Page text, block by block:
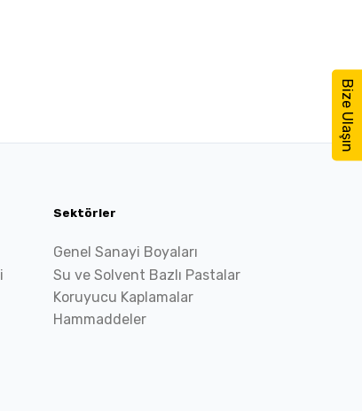
Bize Ulaşın
Sektörler
Genel Sanayi Boyaları
Su ve Solvent Bazlı Pastalar
Koruyucu Kaplamalar
Hammaddeler